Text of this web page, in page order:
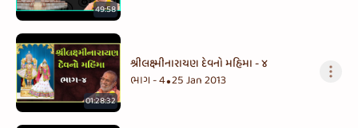
49:58
01:28:32
શ્રીલક્ષ્મીનારાયણ દેવનો મહિમા - ૪
ભાગ - 4•25 Jan 2013